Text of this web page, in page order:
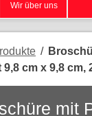
Wir über uns
/
cm x 9,8 cm,
mit